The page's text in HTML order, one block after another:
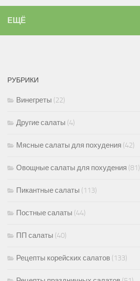
ЕЩЁ
РУБРИКИ
Винегреты (22)
Другие салаты (4)
Мясные салаты для похудения (42)
Овощные салаты для похудения (81)
Пикантные салаты (113)
Постные салаты (44)
ПП салаты (40)
Рецепты корейских салатов (133)